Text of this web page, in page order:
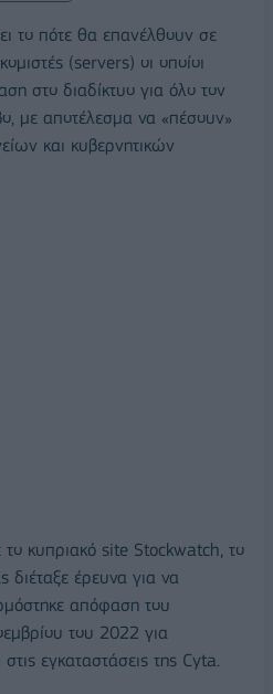
το πότε θα επανέλθουν σε
(servers) οι οποίοι
στο διαδίκτυο για όλο τον
με αποτέλεσμα να «πέσουν»
και κυβερνητικών
κυπριακό site Stockwatch, το
διέταξε έρευνα για να
απόφαση του
του 2022 για
εγκαταστάσεις της Cyta.